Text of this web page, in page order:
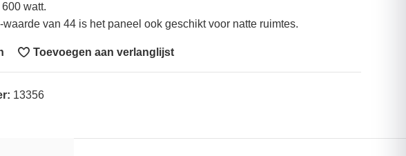
watt.
van 44 is het paneel ook geschikt voor natte ruimtes.
Toevoegen aan verlanglijst
13356